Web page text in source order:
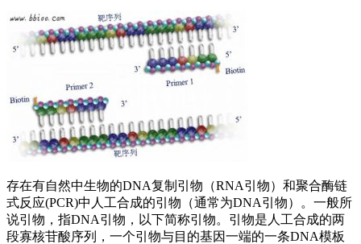
存在有自然中生物的DNA复制引物（RNA引物）和聚合酶链
式反应(PCR)中人工合成的引物（通常为DNA引物）。一般所
说引物，指DNA引物，以下简称引物。引物是人工合成的两
段寡核苷酸序列，一个引物与目的基因一端的一条DNA模板